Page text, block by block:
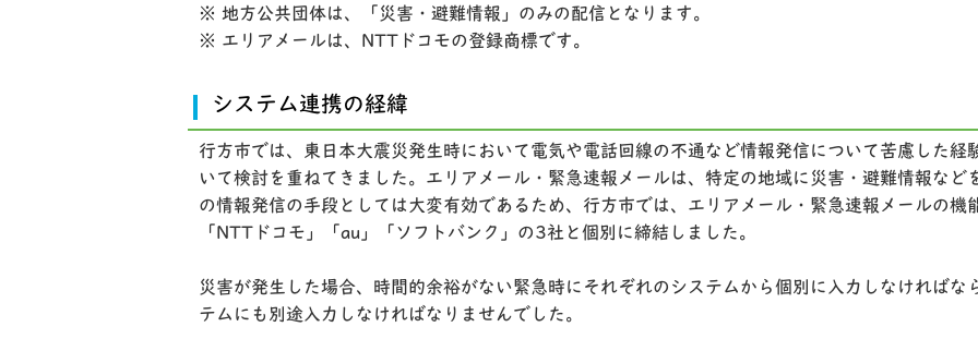
※ 地方公共団体は、「災害・避難情報」のみの配信となります。
※ エリアメールは、NTTドコモの登録商標です。
システム連携の経緯
行方市では、東日本大震災発生時において電気や電話回線の不通など情報発信について苦慮した経
いて検討を重ねてきました。エリアメール・緊急速報メールは、特定の地域に災害・避難情報など
の情報発信の手段としては大変有効であるため、行方市では、エリアメール・緊急速報メールの機
「NTTドコモ」「au」「ソフトバンク」の3社と個別に締結しました。
災害が発生した場合、時間的余裕がない緊急時にそれぞれのシステムから個別に入力しなければな
テムにも別途入力しなければなりませんでした。